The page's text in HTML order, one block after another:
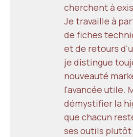
cherchent à
Je travaille à
de fiches
et de retours
je distingue
nouveauté
l'avancée utile.
démystifier la
que chacun
ses outils plutôt